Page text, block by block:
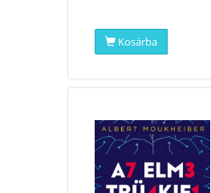
Kosárba